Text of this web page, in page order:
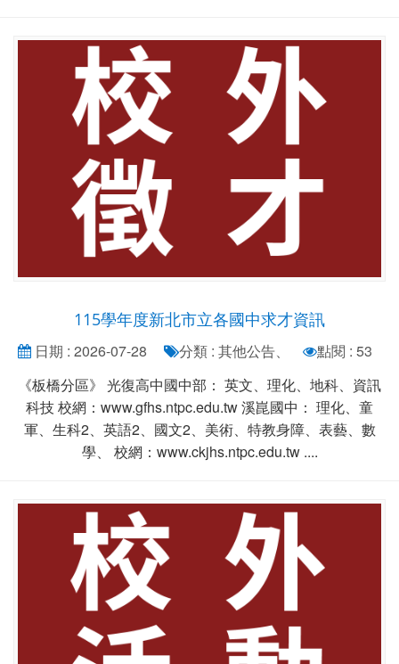
115學年度新北市立各國中求才資訊
日期 : 2026-07-28 分類 : 其他公告、
點閱 : 53
《板橋分區》 光復高中國中部： 英文、理化、地科、資訊
科技 校網：www.gfhs.ntpc.edu.tw 溪崑國中： 理化、童
軍、生科2、英語2、國文2、美術、特教身障、表藝、數
學、 校網：www.ckjhs.ntpc.edu.tw ....